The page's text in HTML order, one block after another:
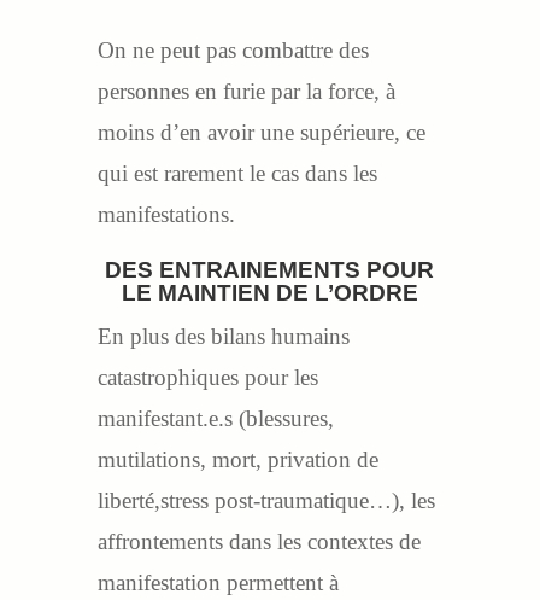
On ne peut pas combattre des
personnes en furie par la force, à
moins d’en avoir une supérieure, ce
qui est rarement le cas dans les
manifestations.
DES ENTRAINEMENTS POUR
LE MAINTIEN DE L’ORDRE
En plus des bilans humains
catastrophiques pour les
manifestant.e.s (blessures,
mutilations, mort, privation de
liberté,stress post-traumatique…), les
affrontements dans les contextes de
manifestation permettent à